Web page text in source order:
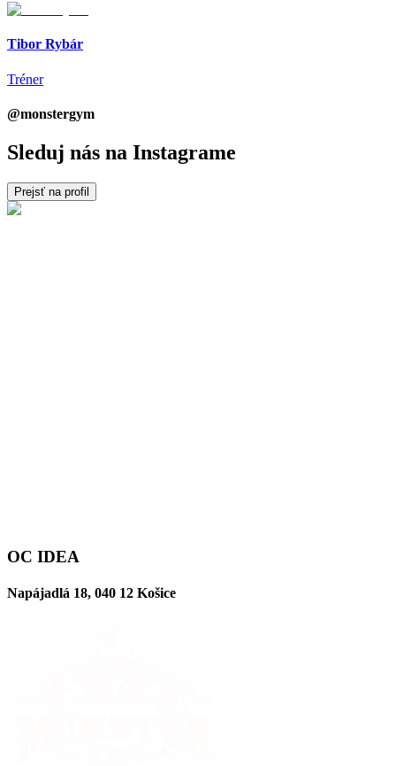
Tibor Rybár
Tréner
@monstergym
Sleduj nás na Instagrame
Prejsť na profil
OC IDEA
Napájadlá 18, 040 12 Košice